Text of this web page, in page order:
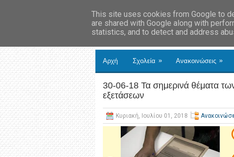
Αρχή Σχολεία » Ανακοινώσεις »
30-06-18 Τα σημερινά θέματα
εξετάσεων
Κυριακή, Ιουλίου 01, 2018
This site uses cookies from Google to
are shared with Google along with
statistics, and to detect and address